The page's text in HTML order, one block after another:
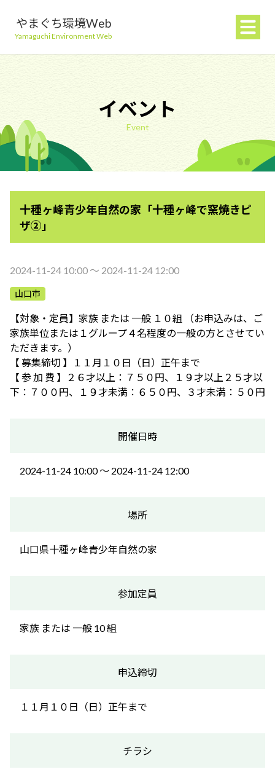
やまぐち環境Web
Yamaguchi Environment Web
地球温暖化を防ぐ
ごみを減らす
自然環境を守る
生活環境を守る（大気・水）
イベント
Event
十種ヶ峰青少年自然の家「十種ヶ峰で窯焼きピ
ザ②」
2024-11-24 10:00 〜 2024-11-24 12:00
山口市
【対象・定員】家族 または 一般 １０組 （お申込みは、ご
家族単位または１グループ４名程度の一般の方とさせてい
ただきます。）
【 募集締切 】１１月１０日（日）正午まで
【 参 加 費 】２６才以上：７５０円、１９才以上２５才以
下：７００円、１９才未満：６５０円、３才未満：５０円
開催日時
2024-11-24 10:00 〜 2024-11-24 12:00
場所
山口県十種ヶ峰青少年自然の家
参加定員
家族 または 一般 10 組
申込締切
１１月１０日（日）正午まで
チラシ